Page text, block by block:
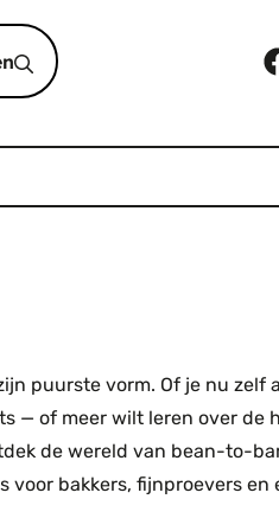
puurste vorm. Of je nu zelf
— of meer wilt leren over de
de wereld van bean-to-
voor bakkers, fijnproevers en